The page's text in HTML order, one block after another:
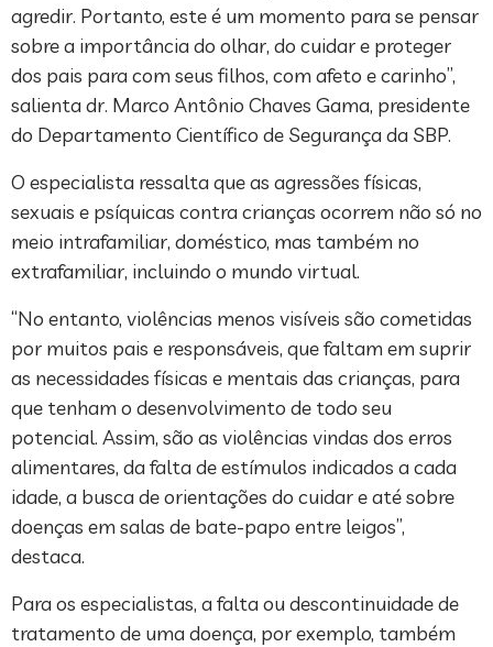
agredir. Portanto, este é um momento para se pensar
sobre a importância do olhar, do cuidar e proteger
dos pais para com seus filhos, com afeto e carinho”,
salienta dr. Marco Antônio Chaves Gama, presidente
do Departamento Científico de Segurança da SBP.
O especialista ressalta que as agressões físicas,
sexuais e psíquicas contra crianças ocorrem não só no
meio intrafamiliar, doméstico, mas também no
extrafamiliar, incluindo o mundo virtual.
“No entanto, violências menos visíveis são cometidas
por muitos pais e responsáveis, que faltam em suprir
as necessidades físicas e mentais das crianças, para
que tenham o desenvolvimento de todo seu
potencial. Assim, são as violências vindas dos erros
alimentares, da falta de estímulos indicados a cada
idade, a busca de orientações do cuidar e até sobre
doenças em salas de bate-papo entre leigos”,
destaca.
Para os especialistas, a falta ou descontinuidade de
tratamento de uma doença, por exemplo, também